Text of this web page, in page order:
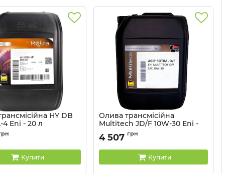
HY DB
4 Eni - 20 л
Купити
Олива трансмісійна
Multitech JD/F 10W-30 Eni -
Артикул:
4 507 грн
Купити